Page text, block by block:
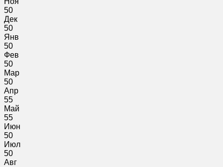
50
Дек
50
Янв
50
Фев
50
Мар
50
Апр
55
Май
55
Июн
50
Июл
50
Авг